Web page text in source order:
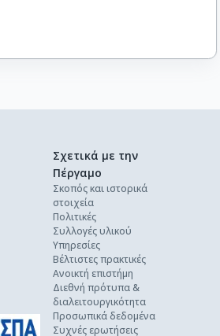
Σχετικά με την
Πέργαμο
Σκοπός και ιστορικά
στοιχεία
Πολιτικές
Συλλογές υλικού
Υπηρεσίες
Βέλτιστες πρακτικές
Ανοικτή επιστήμη
Διεθνή πρότυπα &
διαλειτουργικότητα
Προσωπικά δεδομένα
Συχνές ερωτήσεις